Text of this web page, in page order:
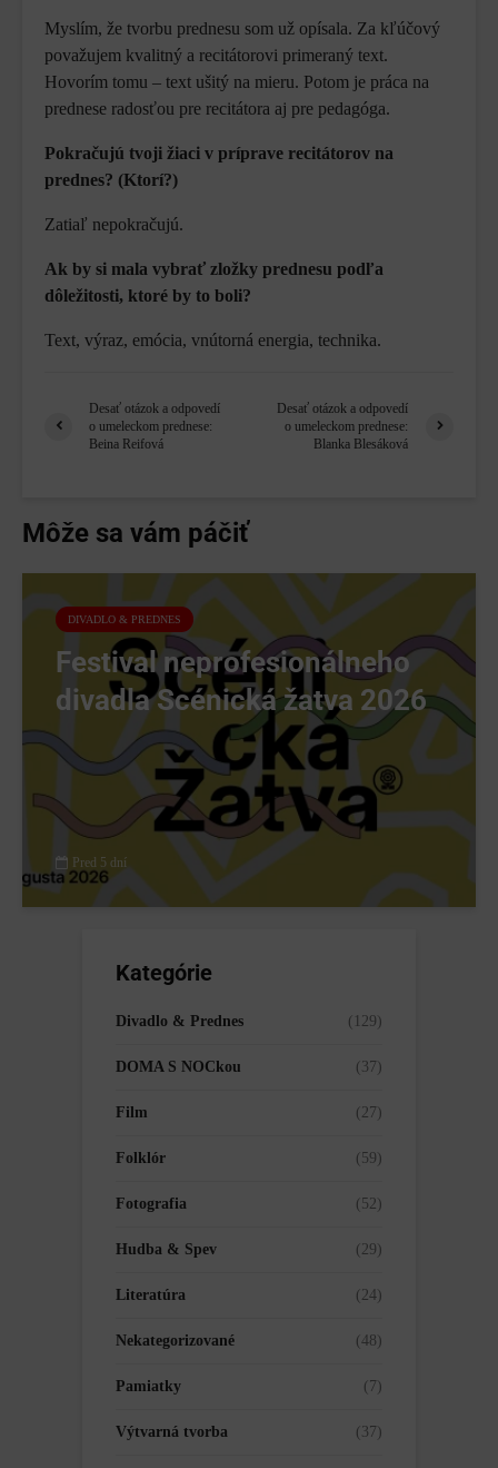
Myslím, že tvorbu prednesu som už opísala. Za kľúčový
považujem kvalitný a recitátorovi primeraný text.
Hovorím tomu – text ušitý na mieru. Potom je práca na
prednese radosťou pre recitátora aj pre pedagóga.
Pokračujú tvoji žiaci v príprave recitátorov na
prednes? (Ktorí?)
Zatiaľ nepokračujú.
Ak by si mala vybrať zložky prednesu podľa
dôležitosti, ktoré by to boli?
Text, výraz, emócia, vnútorná energia, technika.
Desať otázok a odpovedí
o umeleckom prednese:
Beina Reifová
Desať otázok a odpovedí
o umeleckom prednese:
Blanka Blesáková
Môže sa vám páčiť
DIVADLO & PREDNES
Festival neprofesionálneho
divadla Scénická žatva 2026
Pred 5 dní
Kategórie
Divadlo & Prednes (129)
DOMA S NOCkou (37)
Film (27)
Folklór (59)
Fotografia (52)
Hudba & Spev (29)
Literatúra (24)
Nekategorizované (48)
Pamiatky (7)
Výtvarná tvorba (37)